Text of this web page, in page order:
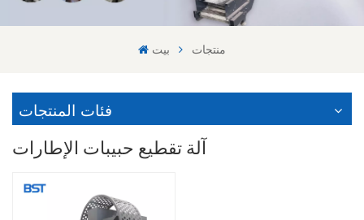
بيت منتجات
فئات المنتجات
آلة تقطيع حبيبات الإطارات